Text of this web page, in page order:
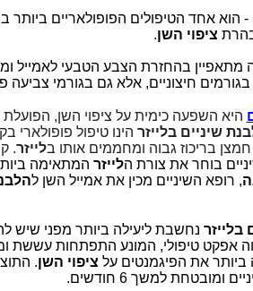
- הוא אחד הטיפולים הפופולאריים ביותר
ציפוי השן.
מתאפיין בהחזרת הצבע הטבעי לאמייל
חיצוניים, אלא גם בגורמי צביעה
היא השפעה כימית על ציפוי השן,
שיניים בלייזר הינו טיפול פופולארי
בריכוז גבוה ומחממים אותו בלייזר.
בוחר את צורת הלייזר המתאימה
, רופא השיניים מכין את אמייל השן ל
בלייזר נחשבת ליעילה ביותר מפני שיש
אפקט טיפולי, המונע התפתחות עששת
את הפיגמנטים על ציפוי השן.
ומובטחת למשך 6 חודשים.